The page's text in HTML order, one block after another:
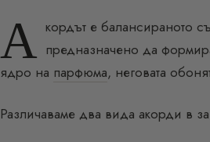
А кордът е балансираното
предназначено да
ядро на парфюма, неговата
Различаваме два вида акорди в